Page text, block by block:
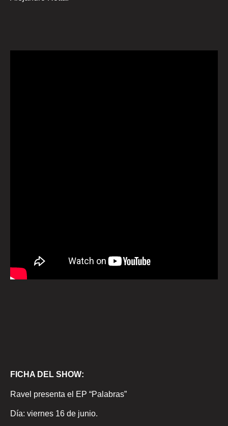
FICHA DEL SHOW:
Ravel presenta el EP “Palabras”
Día: viernes 16 de junio.